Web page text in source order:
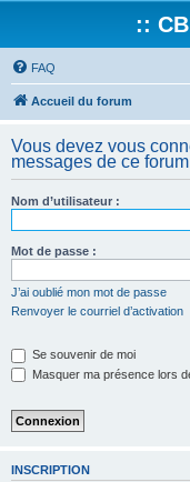
::
FAQ
Accueil du forum
Vous devez vous
messages de ce
Nom d’utilisateur :
Mot de passe :
J’ai oublié mon mot de passe
Renvoyer le courriel d’activation
Se souvenir de moi
Masquer ma présence lors
INSCRIPTION